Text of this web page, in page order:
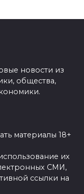
новости из
общества,
материалы 18+
их
СМИ,
ссылки на